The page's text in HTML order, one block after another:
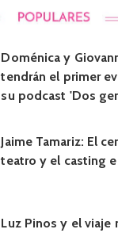
Doménica y
tendrán el primer
su podcast 'Dos
Jaime Tamariz: El
teatro y el casting
Luz Pinos y el